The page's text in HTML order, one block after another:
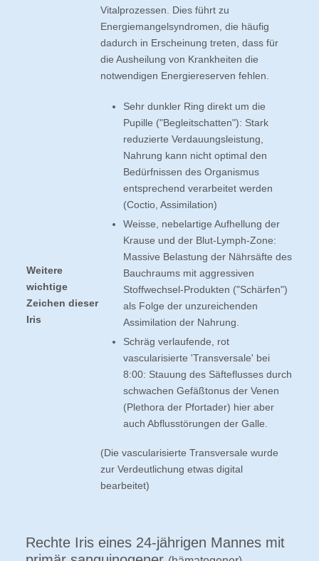
Vitalprozessen. Dies führt zu
Energiemangelsyndromen, die häufig
dadurch in Erscheinung treten, dass für
die Ausheilung von Krankheiten die
notwendigen Energiereserven fehlen.
Weitere
wichtige
Zeichen dieser
Iris
Sehr dunkler Ring direkt um die
Pupille ("Begleitschatten"): Stark
reduzierte Verdauungsleistung,
Nahrung kann nicht optimal den
Bedürfnissen des Organismus
entsprechend verarbeitet werden
(Coctio, Assimilation)
Weisse, nebelartige Aufhellung der
Krause und der Blut-Lymph-Zone:
Massive Belastung der Nährsäfte des
Bauchraums mit aggressiven
Stoffwechsel-Produkten ("Schärfen")
als Folge der unzureichenden
Assimilation der Nahrung.
Schräg verlaufende, rot
vascularisierte 'Transversale' bei
8:00: Stauung des Säfteflusses durch
schwachen Gefäßtonus der Venen
(Plethora der Pfortader) hier aber
auch Abflusstörungen der Galle.
(Die vascularisierte Transversale wurde
zur Verdeutlichung etwas digital
bearbeitet)
Rechte Iris eines 24-jährigen Mannes mit